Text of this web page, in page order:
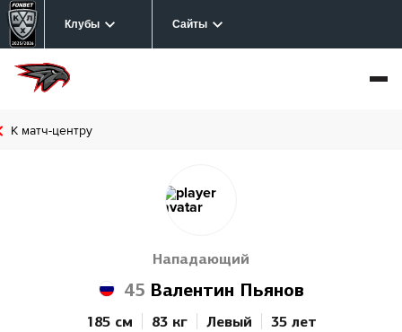
Клубы Сайты
К матч-центру
Нападающий
45 Валентин Пьянов
185 см 83 кг Левый 35 лет